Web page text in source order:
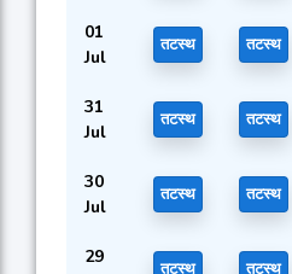
01
Jul
तटस्थ तटस्थ
31
Jul
तटस्थ तटस्थ
30
Jul
तटस्थ तटस्थ
29
तटस्थ तटस्थ